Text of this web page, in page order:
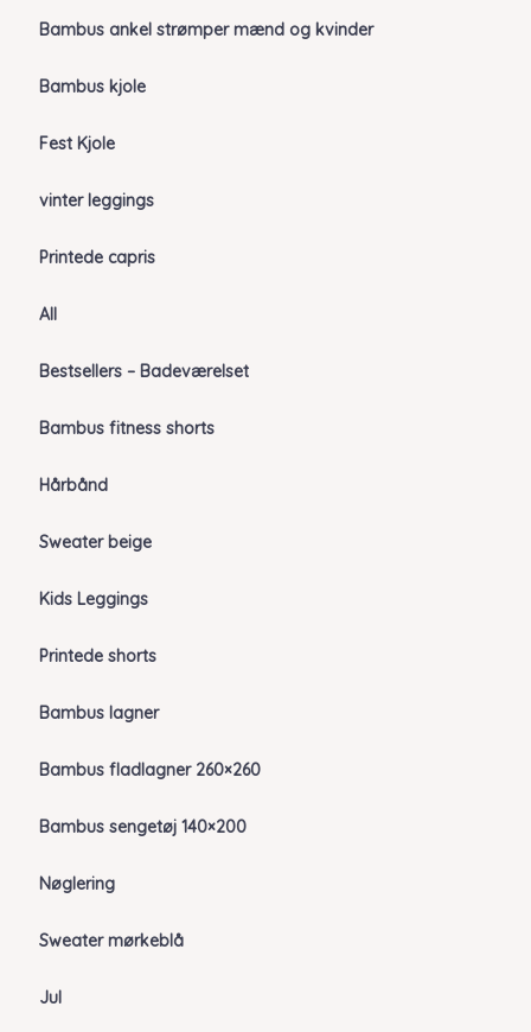
Bambus ankel strømper mænd og kvinder
Bambus kjole
Fest Kjole
vinter leggings
Printede capris
All
Bestsellers – Badeværelset
Bambus fitness shorts
Hårbånd
Sweater beige
Kids Leggings
Printede shorts
Bambus lagner
Bambus fladlagner 260×260
Bambus sengetøj 140×200
Nøglering
Sweater mørkeblå
Jul